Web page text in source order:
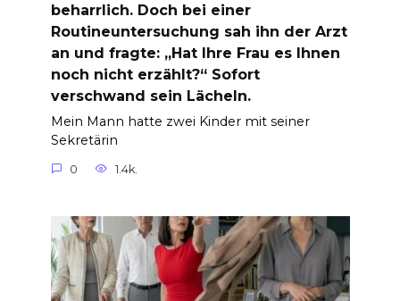
beharrlich. Doch bei einer
Routineuntersuchung sah ihn der Arzt
an und fragte: „Hat Ihre Frau es Ihnen
noch nicht erzählt?“ Sofort
verschwand sein Lächeln.
Mein Mann hatte zwei Kinder mit seiner
Sekretärin
0 1.4k.